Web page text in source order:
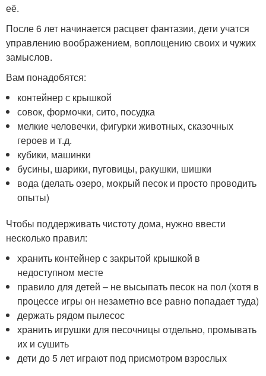
её.
После 6 лет начинается расцвет фантазии, дети учатся
управлению воображением, воплощению своих и чужих
замыслов.
Вам понадобятся:
контейнер с крышкой
совок, формочки, сито, посудка
мелкие человечки, фигурки животных, сказочных
героев и т.д.
кубики, машинки
бусины, шарики, пуговицы, ракушки, шишки
вода (делать озеро, мокрый песок и просто проводить
опыты)
Чтобы поддерживать чистоту дома, нужно ввести
несколько правил:
хранить контейнер с закрытой крышкой в
недоступном месте
правило для детей – не высыпать песок на пол (хотя в
процессе игры он незаметно все равно попадает туда)
держать рядом пылесос
хранить игрушки для песочницы отдельно, промывать
их и сушить
дети до 5 лет играют под присмотром взрослых